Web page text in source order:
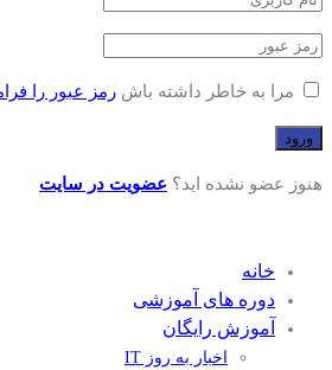
مرا به خاطر داشته باش رمز عبور را
هنوز عضو نشده اید؟ عضویت در سایت
خانه
دوره های آموزشی
آموزش رایگان
اخبار به روز IT